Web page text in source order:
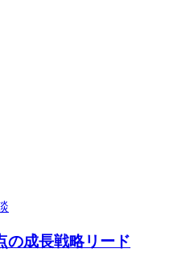
の成長戦略リード